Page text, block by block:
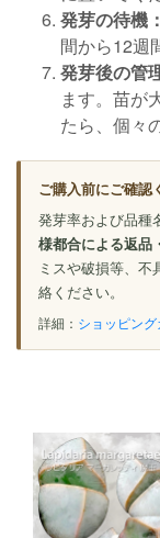
発芽の待機：
間から12週
発芽後の管
ます。苗が
たら、個々
ご購入前にご確認
発芽率および品種
様都合による返品
ミスや破損等、
絡ください。
詳細： ショッピング